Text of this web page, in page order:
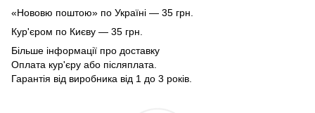
«Нововю поштою» по Україні — 35 грн.
Кур'єром по Києву — 35 грн.
Більше інформації про доставку
Оплата кур'єру або післяплата.
Гарантія від виробника від 1 до 3 років.